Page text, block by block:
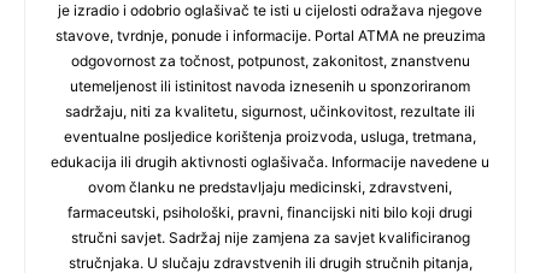
je izradio i odobrio oglašivač te isti u cijelosti odražava njegove
stavove, tvrdnje, ponude i informacije. Portal ATMA ne preuzima
odgovornost za točnost, potpunost, zakonitost, znanstvenu
utemeljenost ili istinitost navoda iznesenih u sponzoriranom
sadržaju, niti za kvalitetu, sigurnost, učinkovitost, rezultate ili
eventualne posljedice korištenja proizvoda, usluga, tretmana,
edukacija ili drugih aktivnosti oglašivača. Informacije navedene u
ovom članku ne predstavljaju medicinski, zdravstveni,
farmaceutski, psihološki, pravni, financijski niti bilo koji drugi
stručni savjet. Sadržaj nije zamjena za savjet kvalificiranog
stručnjaka. U slučaju zdravstvenih ili drugih stručnih pitanja,